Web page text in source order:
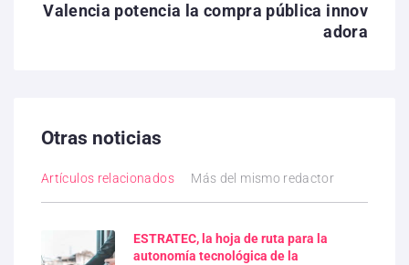
Valencia potencia la compra pública innov
adora
Otras noticias
Artículos relacionados Más del mismo redactor
ESTRATEC, la hoja de ruta para la
autonomía tecnológica de la